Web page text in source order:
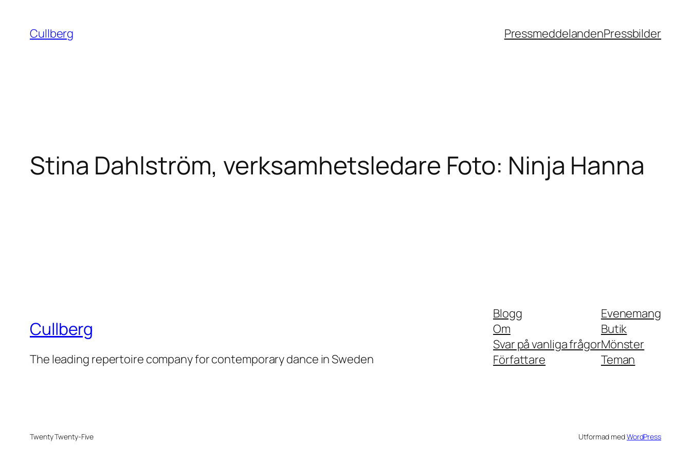
innehåll
Cullberg PressmeddelandenPressbilder
Stina Dahlström, verksamhetsledare Foto: Ninja Hanna
Cullberg
The leading repertoire company for contemporary dance in Sweden
Blogg
Om
Svar på vanliga frågor
Författare
Evenemang
Butik
Mönster
Teman
Twenty Twenty-Five Utformad medWordPress